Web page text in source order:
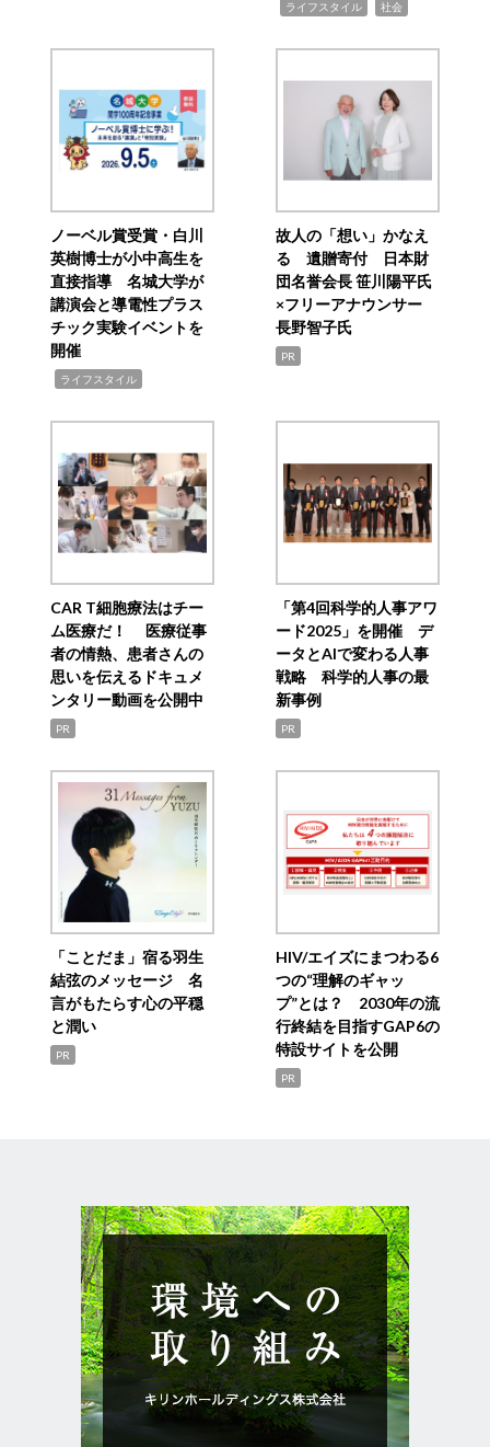
ライフスタイル 社会
ノーベル賞受賞・白川
英樹博士が小中高生を
直接指導 名城大学が
講演会と導電性プラス
チック実験イベントを
開催
ライフスタイル
故人の「想い」かなえ
る 遺贈寄付 日本財
団名誉会長 笹川陽平氏
×フリーアナウンサー
長野智子氏
PR
CAR T細胞療法はチー
ム医療だ！ 医療従事
者の情熱、患者さんの
思いを伝えるドキュメ
ンタリー動画を公開中
PR
「第4回科学的人事アワ
ード2025」を開催 デ
ータとAIで変わる人事
戦略 科学的人事の最
新事例
PR
「ことだま」宿る羽生
結弦のメッセージ 名
言がもたらす心の平穏
と潤い
PR
HIV/エイズにまつわる6
つの“理解のギャッ
プ”とは？ 2030年の流
行終結を目指すGAP6の
特設サイトを公開
PR